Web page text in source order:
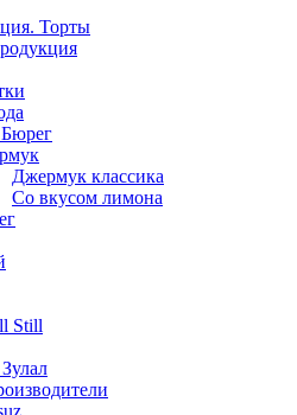
Торты
Джермук классика
Со вкусом лимона
Still